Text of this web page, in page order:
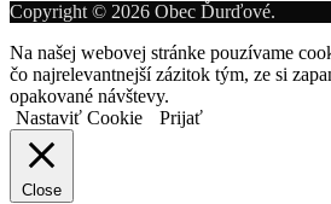
Copyright © 2026 Obec Ďurďové.
Na našej webovej stránke pouzívame
čo najrelevantnejší zázitok tým, ze si
opakované návštevy.
Nastaviť Cookie
Prijať
Close